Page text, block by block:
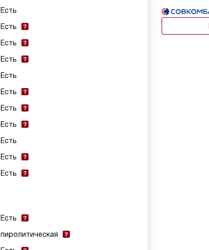
Есть
Есть
Есть
Есть
Есть
Есть
Есть
Есть
Есть
Есть
Есть
Есть
пиролитическая